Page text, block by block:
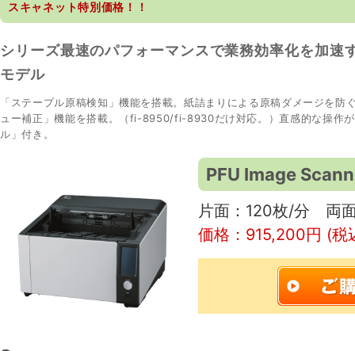
スキャネット特別価格！！
シリーズ最速のパフォーマンスで業務効率化を加速
モデル
「ステープル原稿検知」機能を搭載。紙詰まりによる原稿ダメージを
ュー補正」機能を搭載。（fi-8950/fi-8930だけ対応。）直感的な操作
ル」付き。
PFU Image
片面：120枚/分 両
価格：915,200円 (税